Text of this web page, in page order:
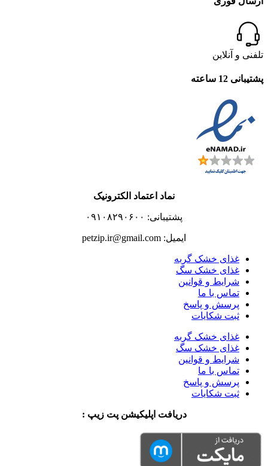
تلفنی و آنلاین
پشتیبانی 12 ساعته
نماد اعتماد الکترونیک
پشتیبانی: ۰۹۱۰۸۲۹۰۶۰۰
ایمیل: petzip.ir@gmail.com
غذای خشک گربه
غذای خشک سگ
شرایط و قوانین
تماس با ما
پرسش و پاسخ
ثبت شکایات
غذای خشک گربه
غذای خشک سگ
شرایط و قوانین
تماس با ما
پرسش و پاسخ
ثبت شکایات
دریافت اپلیکیشن پت زیپ :